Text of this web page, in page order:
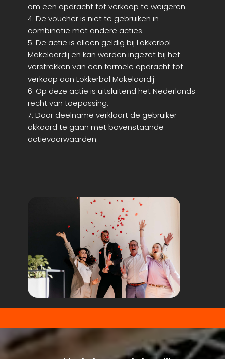
om een opdracht tot verkoop te weigeren.
4. De voucher is niet te gebruiken in
combinatie met andere acties.
5. De actie is alleen geldig bij Lokkerbol
Makelaardij en kan worden ingezet bij het
verstrekken van een formele opdracht tot
verkoop aan Lokkerbol Makelaardij.
6. Op deze actie is uitsluitend het Nederlands
recht van toepassing.
7. Door deelname verklaart de gebruiker
akkoord te gaan met bovenstaande
actievoorwaarden.